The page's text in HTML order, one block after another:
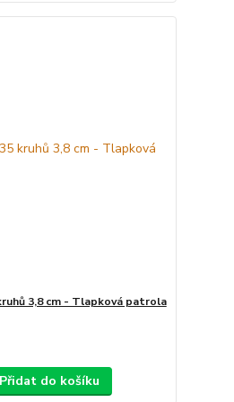
3,8 cm - Tlapková patrola
Přidat do košíku